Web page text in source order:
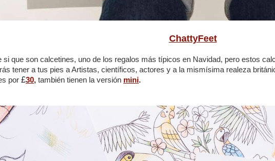
ChattyFeet
si que son calcetines, uno de los regalos más típicos en Navidad, pero estos
tener a tus pies a Artistas, científicos, actores y a la mismísima realeza
por £30, también tienen la versión mini.